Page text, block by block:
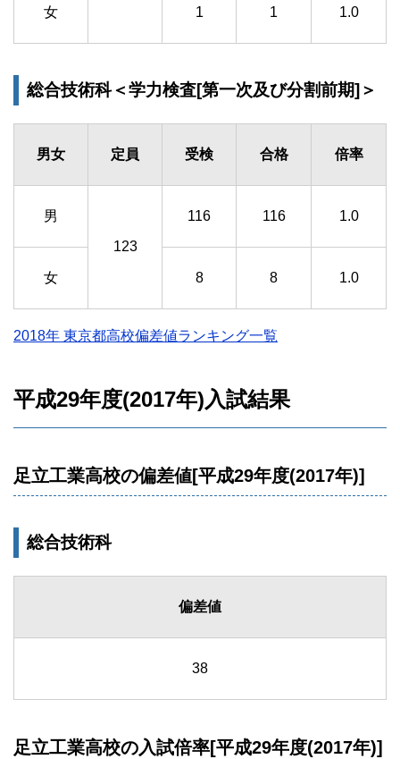
女 1 1 1.0
総合技術科＜学力検査[第一次及び分割前期]＞
男女 定員 受検 合格 倍率
男
123
116 116 1.0
女 8 8 1.0
2018年 東京都高校偏差値ランキング一覧
平成29年度(2017年)入試結果
足立工業高校の偏差値[平成29年度(2017年)]
総合技術科
偏差値
38
足立工業高校の入試倍率[平成29年度(2017年)]